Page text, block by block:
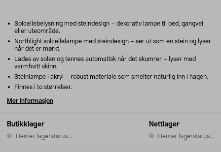
Butikklager
Henter lagerstatus...
Nettlager
Henter lagerstatus...
Solcellebelysning med steindesign – dekorativ lampe til bed, gangvei
eller uteområde.
Northlight solcellelampe med steindesign – ser ut som en stein og lyser
når det er mørkt.
Lades av solen og tennes automatisk når det skumrer – lyser med
varmhvitt skinn.
Steinlampe i akryl – robust materiale som smelter naturlig inn i hagen.
Finnes i to størrelser.
Mer informasjon